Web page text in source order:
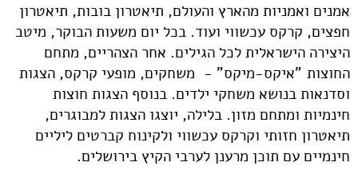
אמנים ואמניות מהארץ והעולם, תיאטרון בובות, תיאטרון
חפצים, קרקס עכשווי ועוד. בכל יום משעות הבוקר, מיטב
היצירה הישראלית לכל הגילים. אחר הצהריים, מתחם
החוצות "איקס-מיקס" - משחקים, מופעי קרקס, הצגות
וסדנאות בנושא משחקי ילדים. בנוסף הצגות חוצות
חינמיות ומתחם מזון. בלילה, יוצגו הצגות למבוגרים,
תיאטרון חזותי וקרקס עכשווי ולקינוח קברטים ליליים
חינמיים עם תוכן מרענן לערבי הקיץ בירושלים.